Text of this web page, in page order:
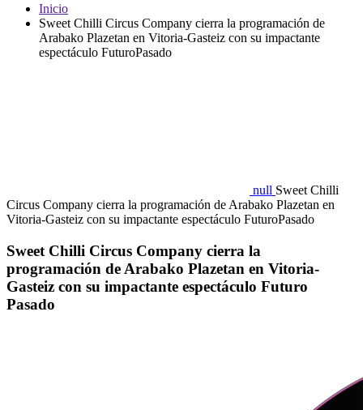
Inicio
Sweet Chilli Circus Company cierra la programación de
Arabako Plazetan en Vitoria-Gasteiz con su impactante
espectáculo FuturoPasado
null Sweet Chilli
Circus Company cierra la programación de Arabako Plazetan en
Vitoria-Gasteiz con su impactante espectáculo FuturoPasado
Sweet Chilli Circus Company cierra la
programación de Arabako Plazetan en Vitoria-
Gasteiz con su impactante espectáculo Futuro
Pasado